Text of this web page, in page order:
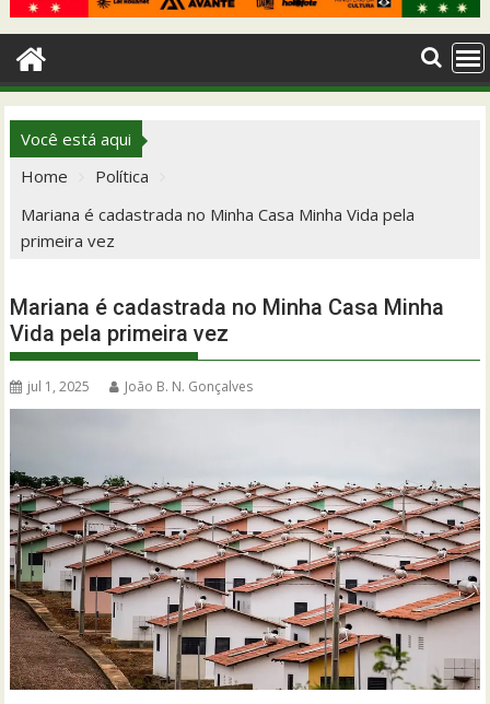
Você está aqui
Home
Política
Mariana é cadastrada no Minha Casa Minha Vida pela
primeira vez
Mariana é cadastrada no Minha Casa Minha
Vida pela primeira vez
jul 1, 2025 João B. N. Gonçalves